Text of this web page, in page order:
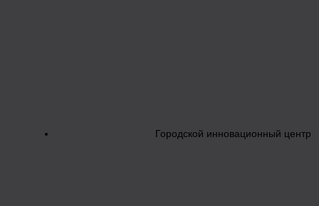
Городской инновационный центр